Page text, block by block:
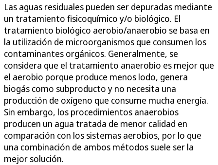
Las aguas residuales pueden ser depuradas mediante
un tratamiento fisicoquímico y/o biológico. El
tratamiento biológico aerobio/anaerobio se basa en
la utilización de microorganismos que consumen los
contaminantes orgánicos. Generalmente, se
considera que el tratamiento anaerobio es mejor que
el aerobio porque produce menos lodo, genera
biogás como subproducto y no necesita una
producción de oxígeno que consume mucha energía.
Sin embargo, los procedimientos anaerobios
producen un agua tratada de menor calidad en
comparación con los sistemas aerobios, por lo que
una combinación de ambos métodos suele ser la
mejor solución.